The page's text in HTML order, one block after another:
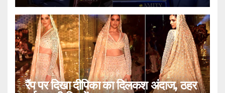
रैंप पर दिखा दीपिका का दिलकश अंदाज, ठहर